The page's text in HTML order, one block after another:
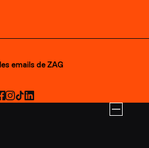
emails de ZAG
Facebook
Instagram
TikTokLinkedIn